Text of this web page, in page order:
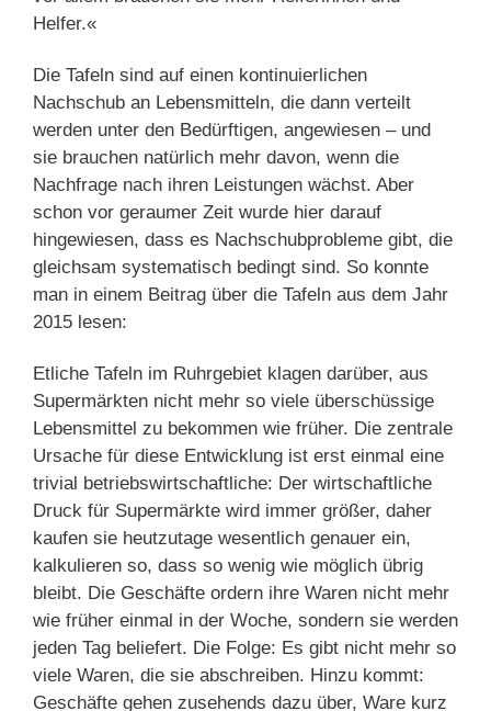
Helfer.«
Die Tafeln sind auf einen kontinuierlichen
Nachschub an Lebensmitteln, die dann verteilt
werden unter den Bedürftigen, angewiesen – und
sie brauchen natürlich mehr davon, wenn die
Nachfrage nach ihren Leistungen wächst. Aber
schon vor geraumer Zeit wurde hier darauf
hingewiesen, dass es Nachschubprobleme gibt, die
gleichsam systematisch bedingt sind. So konnte
man in einem Beitrag über die Tafeln aus dem Jahr
2015 lesen:
Etliche Tafeln im Ruhrgebiet klagen darüber, aus
Supermärkten nicht mehr so viele überschüssige
Lebensmittel zu bekommen wie früher. Die zentrale
Ursache für diese Entwicklung ist erst einmal eine
trivial betriebswirtschaftliche: Der wirtschaftliche
Druck für Supermärkte wird immer größer, daher
kaufen sie heutzutage wesentlich genauer ein,
kalkulieren so, dass so wenig wie möglich übrig
bleibt. Die Geschäfte ordern ihre Waren nicht mehr
wie früher einmal in der Woche, sondern sie werden
jeden Tag beliefert. Die Folge: Es gibt nicht mehr so
viele Waren, die sie abschreiben. Hinzu kommt:
Geschäfte gehen zusehends dazu über, Ware kurz